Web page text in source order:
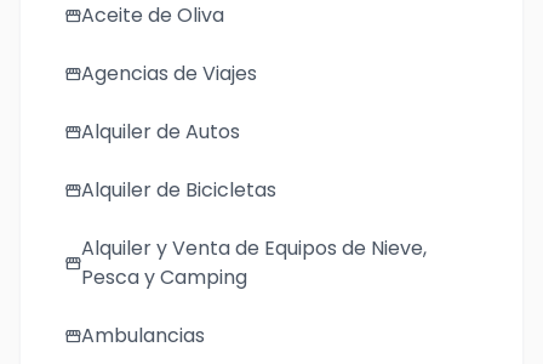
storefrontAceite de Oliva
storefrontAgencias de Viajes
storefrontAlquiler de Autos
storefrontAlquiler de Bicicletas
storefront
Alquiler y Venta de Equipos de Nieve,
Pesca y Camping
storefrontAmbulancias